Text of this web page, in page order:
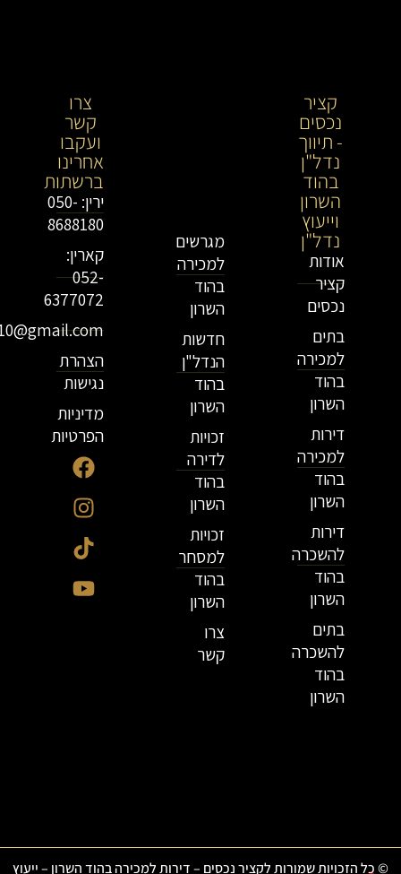
קציר
נכסים
- תיווך
נדל"ן
בהוד
השרון
וייעוץ
נדל"ן
אודות
קציר
נכסים
בתים
למכירה
בהוד
השרון
דירות
למכירה
בהוד
השרון
דירות
להשכרה
בהוד
השרון
בתים
להשכרה
בהוד
השרון
מגרשים
למכירה
בהוד
השרון
חדשות
הנדל"ן
בהוד
השרון
זכויות
לדירה
בהוד
השרון
זכויות
למסחר
בהוד
השרון
צרו
קשר
צרו
קשר
ועקבו
אחרינו
ברשתות
ירין: 050-
8688180
קארין:
052-
6377072
הצהרת
נגישות
מדיניות
הפרטיות
© כל הזכויות שמורות לקציר נכסים – דירות למכירה בהוד השרון – ייעוץ